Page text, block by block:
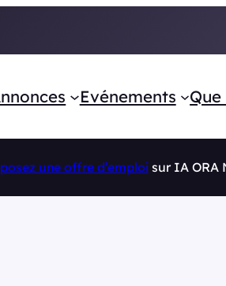
Evénements
une offre d’emploisur IA ORA